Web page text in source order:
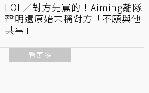
LOL／對方先罵的！Aiming離隊
聲明還原始末稱對方「不願與他
共事」
看更多